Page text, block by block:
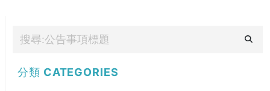
分類 CATEGORIES